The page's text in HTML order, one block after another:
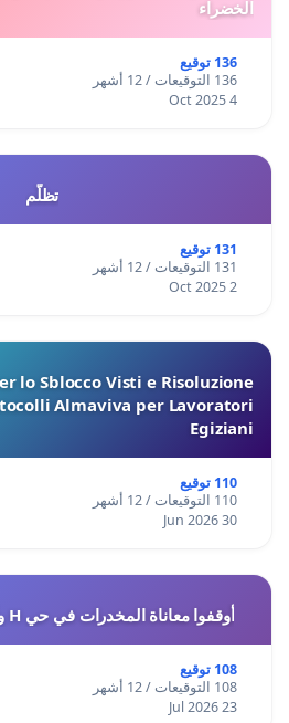
الخضراء
136 توقيع
136 التوقيعات / 12 أشهر
4 Oct 2025
تظلّم
131 توقيع
131 التوقيعات / 12 أشهر
2 Oct 2025
lo Sblocco Visti e Risoluzione
Almaviva per Lavoratori
Egiziani
110 توقيع
110 التوقيعات / 12 أشهر
30 Jun 2026
أوقفوا معاناة المخدرات في حي H وأعيدوا الأمان إلى حينا!
108 توقيع
108 التوقيعات / 12 أشهر
23 Jul 2026